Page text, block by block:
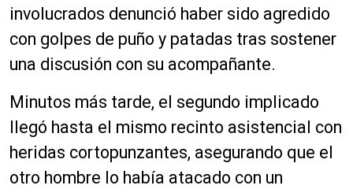
involucrados denunció haber sido agredido
con golpes de puño y patadas tras sostener
una discusión con su acompañante.
Minutos más tarde, el segundo implicado
llegó hasta el mismo recinto asistencial con
heridas cortopunzantes, asegurando que el
otro hombre lo había atacado con un